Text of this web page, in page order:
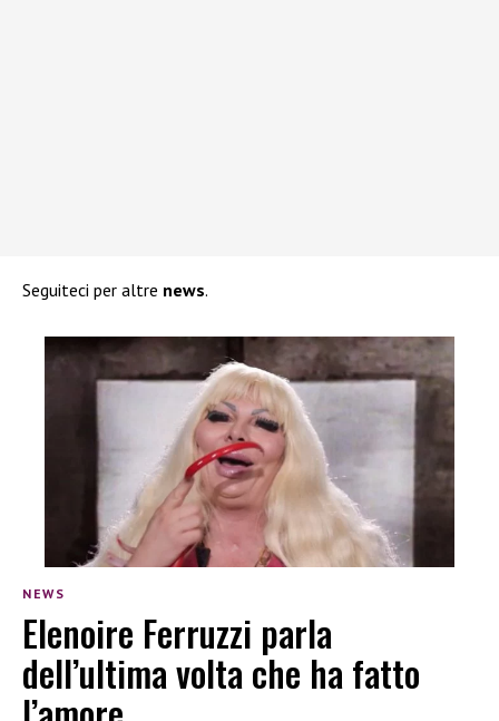
Seguiteci per altre news.
NEWS
Elenoire Ferruzzi parla
dell’ultima volta che ha fatto